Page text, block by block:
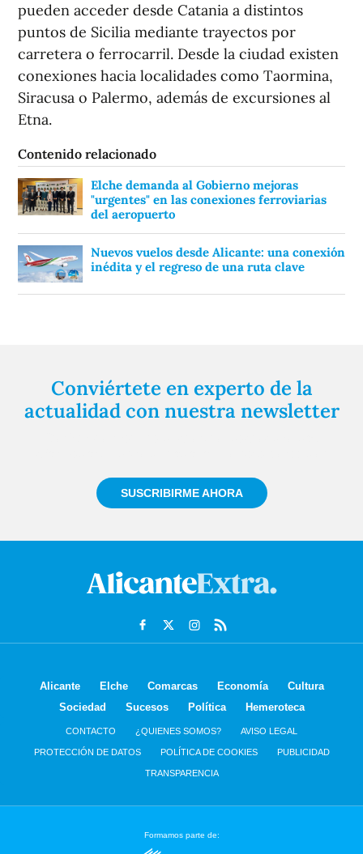
pueden acceder desde Catania a distintos
puntos de Sicilia mediante trayectos por
carretera o ferrocarril. Desde la ciudad existen
conexiones hacia localidades como Taormina,
Siracusa o Palermo, además de excursiones al
Etna.
Contenido relacionado
Elche demanda al Gobierno mejoras
"urgentes" en las conexiones ferroviarias
del aeropuerto
Nuevos vuelos desde Alicante: una conexión
inédita y el regreso de una ruta clave
Conviértete en experto de la
actualidad con nuestra newsletter
SUSCRIBIRME AHORA
Alicante Elche Comarcas Economía
Cultura
Sociedad
Sucesos Política Hemeroteca
CONTACTO ¿QUIENES SOMOS? AVISO LEGAL
PROTECCIÓN DE DATOS POLÍTICA DE COOKIES PUBLICIDAD
TRANSPARENCIA
Formamos parte de: